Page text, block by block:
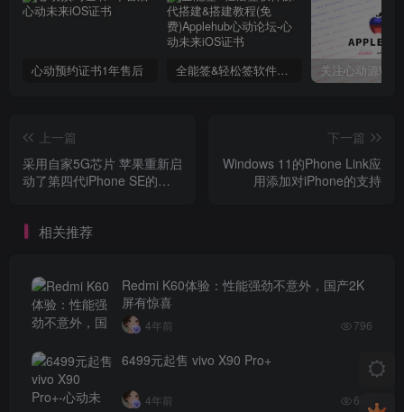
心动预约证书1年售后 全能签&轻松签软件源代搭建&搭建教程(免费)Applehub心动论坛
上一篇
采用自家5G芯片 苹果重新启
动了第四代iPhone SE的开
下一篇
Windows 11的Phone Link应
用添加对iPhone的支持
相关推荐
Redmi K60体验：性能强劲不意外，国产2K
屏有惊喜
4年前 796
6499元起售 vivo X90 Pro+
4年前 699